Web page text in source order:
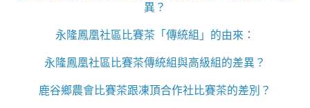
異？
永隆鳳凰社區比賽茶「傳統組」的由來：
永隆鳳凰社區比賽茶傳統組與高級組的差異？
鹿谷鄉農會比賽茶跟凍頂合作社比賽茶的差別？